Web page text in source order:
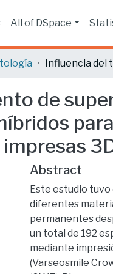
All of DSpace
de
Abstract
Este estudio
diferentes
permanentes
un total de 192
mediante
(Varseosmile